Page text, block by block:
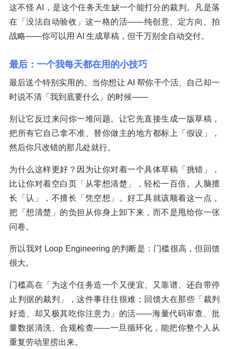
这不怪 AI，是这个任务天生缺一个能打分的裁判。凡是落
在「没法自动验收」这一格的活——纯创意、定方向、拍
战略——你可以用 AI 生成草稿，但千万别全自动交付。
最后：一个我每天都在用的小技巧
最后送个特别实用的。当你想让 AI 帮你干个活、自己却一
时说不清「我到底要什么」的时候——
别让它反过来问你一堆问题。让它先直接生成一版草稿，
把所有它自己拿不准、替你做主的地方都标上「假设」，
然后你只改错的那几处就行。
为什么这样更好？因为让你对着一个具体草稿「挑错」，
比让你对着空白页「从零想清楚」，轻松一百倍。人脑擅
长「认」，不擅长「凭空想」。好工具就该顺着这一点，
把「想清楚」的负担从你身上卸下来，而不是甩给你一张
问卷。
所以我对 Loop Engineering 的判断是：门槛很高，但回馈
很大。
门槛高在「为这个任务造一个又便宜、又靠谱、还自带停
止判据的裁判」，这件事往往很难；回馈大在那些「裁判
好造、却又极其吃你注意力」的活——海量代码审查、批
量数据清洗、合规检查——一旦循环化，能把你整个人从
重复劳动里捞出来。